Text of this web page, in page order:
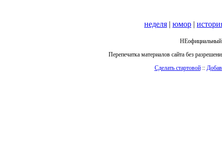
неделя | юмор |
Перепечатка материалов сайта без
Сделать стартовой::